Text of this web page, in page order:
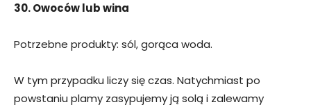
30. Owoców lub wina
Potrzebne produkty: sól, gorąca woda.
W tym przypadku liczy się czas. Natychmiast po
powstaniu plamy zasypujemy ją solą i zalewamy